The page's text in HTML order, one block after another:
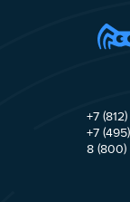
+7
+7
8 (800)